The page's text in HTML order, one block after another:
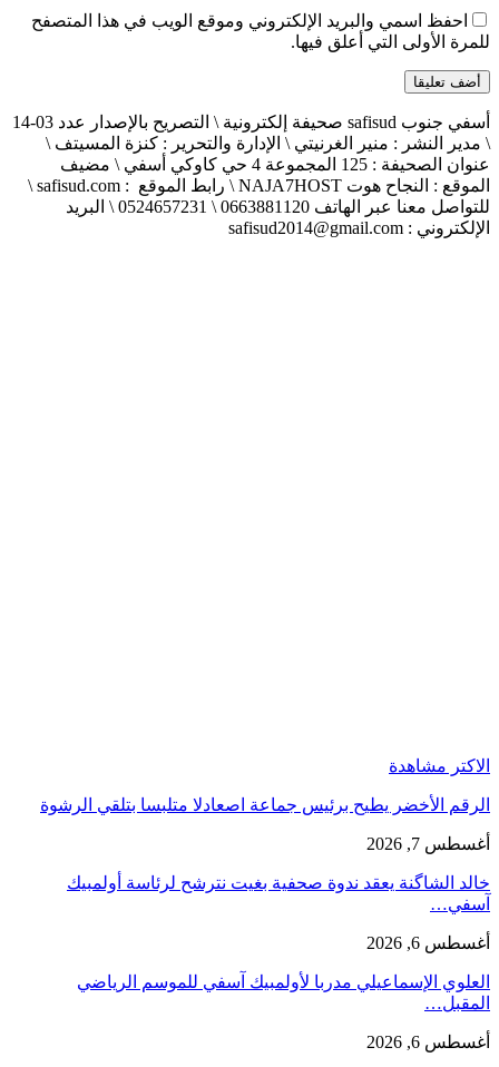
احفظ اسمي والبريد الإلكتروني وموقع الويب في هذا المتصفح
للمرة الأولى التي أعلق فيها.
أسفي جنوب safisud صحيفة إلكترونية \ التصريح بالإصدار عدد 03-14
\ مدير النشر : منير الغرنيتي \ الإدارة والتحرير : كنزة المسيتف \
عنوان الصحيفة : 125 المجموعة 4 حي كاوكي أسفي \ مضيف
الموقع : النجاح هوت NAJA7HOST \ رابط الموقع : safisud.com \
للتواصل معنا عبر الهاتف 0663881120 \ 0524657231 \ البريد
الإلكتروني : safisud2014@gmail.com
الاكتر مشاهدة
الرقم الأخضر يطيح برئيس جماعة اصعادلا متلبسا بتلقي الرشوة
أغسطس 7, 2026
خالد الشاگنة يعقد ندوة صحفية بغيت نترشح لرئاسة أولمبيك
آسفي…
أغسطس 6, 2026
العلوي الإسماعيلي مدربا لأولمبيك آسفي للموسم الرياضي
المقبل…
أغسطس 6, 2026